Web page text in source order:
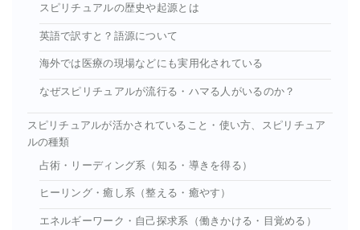
スピリチュアルの歴史や起源とは
英語で訳すと？語源について
海外では医療の現場などにも実用化されている
なぜスピリチュアルが流行る・ハマる人がいるのか？
スピリチュアルが活かされていること・使い方、スピリチュア
ルの種類
占術・リーディング系（知る・導きを得る）
ヒーリング・癒し系（整える・癒やす）
エネルギーワーク・自己探求系（働きかける・目覚める）